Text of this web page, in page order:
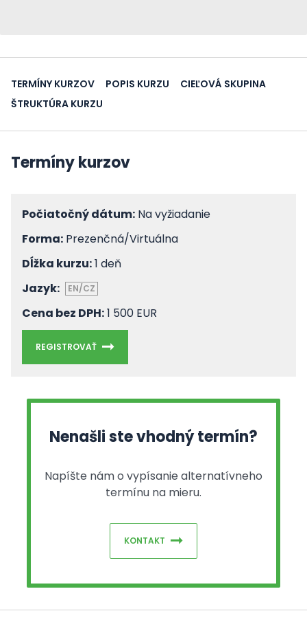
TERMÍNY KURZOV POPIS KURZU
CIEĽOVÁ SKUPINA
ŠTRUKTÚRA KURZU
Termíny kurzov
Počiatočný dátum: Na vyžiadanie
Forma: Prezenčná/Virtuálna
Dĺžka kurzu:1 deň
Jazyk:
EN/CZ
Cena bez DPH:1 500 EUR
REGISTROVAŤ
Nenašli ste vhodný termín?
Napíšte nám o vypísanie alternatívneho
termínu na mieru.
KONTAKT